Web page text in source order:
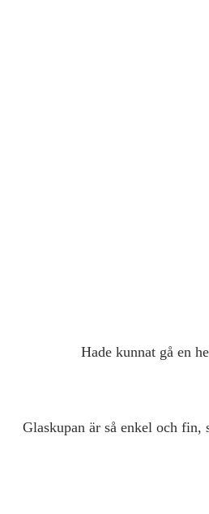
Hade kunnat gå en
Glaskupan är så enkel och